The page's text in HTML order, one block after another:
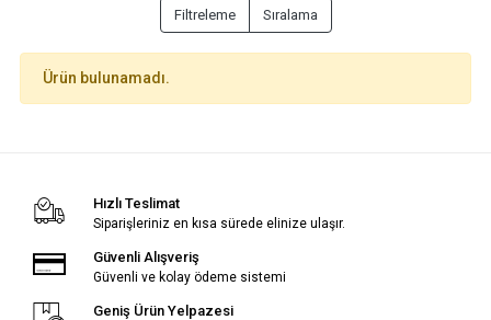
Filtreleme Sıralama
Ürün bulunamadı.
Hızlı Teslimat
Siparişleriniz en kısa sürede elinize ulaşır.
Güvenli Alışveriş
Güvenli ve kolay ödeme sistemi
Geniş Ürün Yelpazesi